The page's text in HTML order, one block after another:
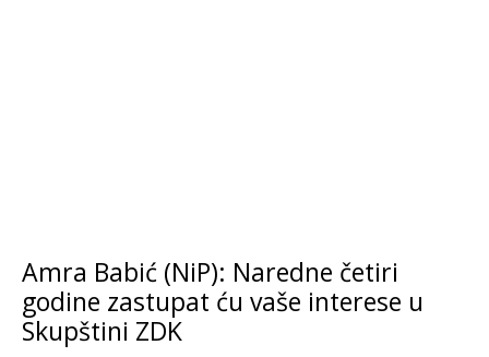
Amra Babić (NiP): Naredne četiri
godine zastupat ću vaše interese u
Skupštini ZDK